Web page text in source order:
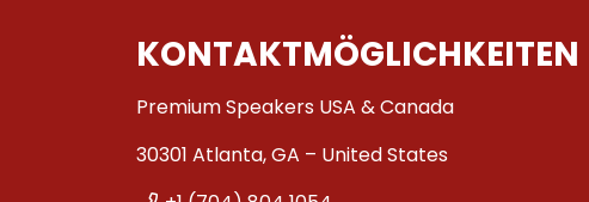
KONTAKTMÖGLICHKEITEN
Premium Speakers USA & Canada
30301 Atlanta, GA – United States